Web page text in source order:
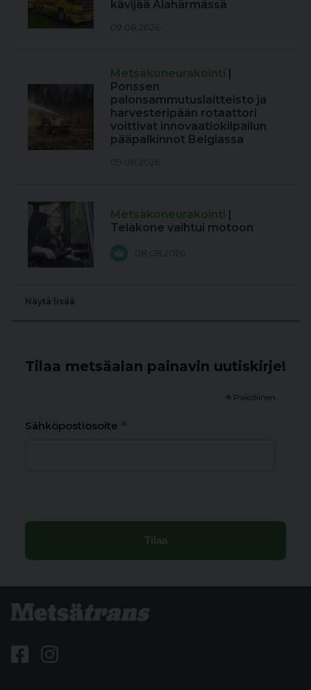
kävijää Alahärmässä
09.08.2026
Metsäkoneurakointi |
Ponssen
palonsammutuslaitteisto ja
harvesteripään rotaattori
voittivat innovaatiokilpailun
pääpalkinnot Belgiassa
09.08.2026
Metsäkoneurakointi |
Telakone vaihtui motoon
08.08.2026
Näytä lisää
Tilaa metsäalan painavin uutiskirje!
* Pakollinen
Sähköpostiosoite *